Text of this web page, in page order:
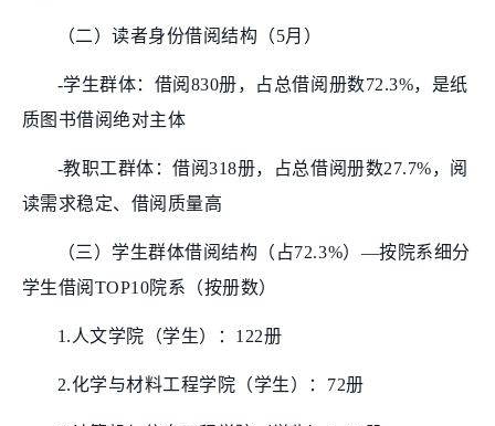
（二）读者身份借阅结构（5月）
-学生群体：借阅830册，占总借阅册数72.3%，是纸
质图书借阅绝对主体
-教职工群体：借阅318册，占总借阅册数27.7%，阅
读需求稳定、借阅质量高
（三）学生群体借阅结构（占72.3%）—按院系细分
学生借阅TOP10院系（按册数）
1.人文学院（学生）：122册
2.化学与材料工程学院（学生）：72册